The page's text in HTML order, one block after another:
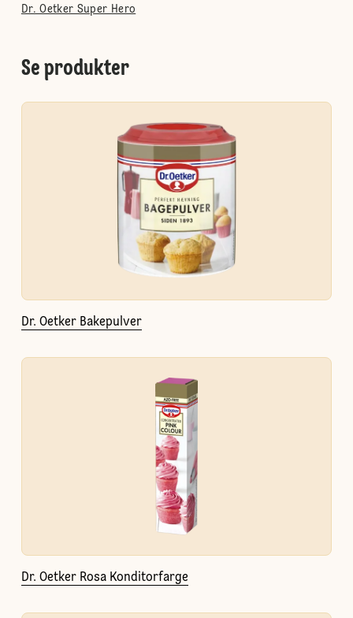
Dr. Oetker Super Hero
Se produkter
Dr. Oetker Bakepulver
Dr. Oetker Rosa Konditorfarge